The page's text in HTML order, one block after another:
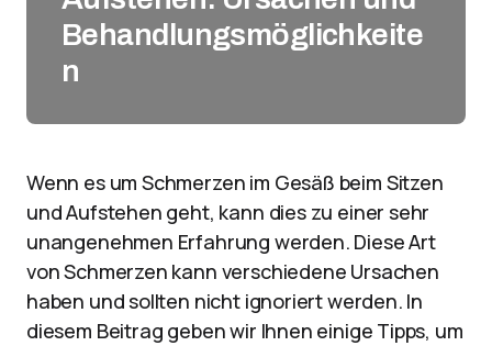
Behandlungsmöglichkeite
n
Wenn es um Schmerzen im Gesäß beim Sitzen
und Aufstehen geht, kann dies zu einer sehr
unangenehmen Erfahrung werden. Diese Art
von Schmerzen kann verschiedene Ursachen
haben und sollten nicht ignoriert werden. In
diesem Beitrag geben wir Ihnen einige Tipps, um